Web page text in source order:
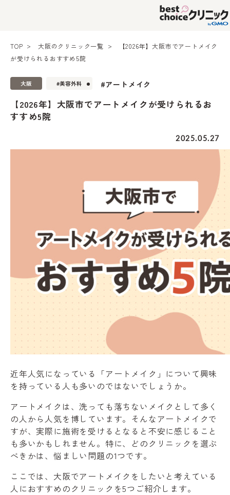
TOP 大阪のクリニック一覧
【2026年】大阪市でアートメイク
が受けられるおすすめ5院
大阪 #美容外科 #アートメイク
【2026年】大阪市でアートメイクが受けられるお
すすめ5院
2025.05.27
近年人気になっている「アートメイク」について興味
を持っている人も多いのではないでしょうか。
アートメイクは、洗っても落ちないメイクとして多く
の人から人気を博しています。そんなアートメイクで
すが、実際に施術を受けるとなると不安に感じること
も多いかもしれません。特に、どのクリニックを選ぶ
べきかは、悩ましい問題の1つです。
ここでは、大阪でアートメイクをしたいと考えている
人におすすめのクリニックを5つご紹介します。